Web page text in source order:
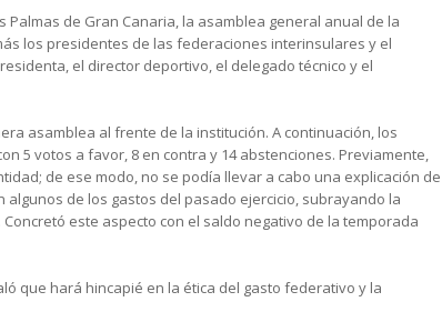
de Gran Canaria, la asamblea general anual de la
los presidentes de las federaciones interinsulares y el
el director deportivo, el delegado técnico y el
asamblea al frente de la institución. A continuación, los
5 votos a favor, 8 en contra y 14 abstenciones. Previamente,
de ese modo, no se podía llevar a cabo una explicación de
de los gastos del pasado ejercicio, subrayando la
este aspecto con el saldo negativo de la temporada
que hará hincapié en la ética del gasto federativo y la